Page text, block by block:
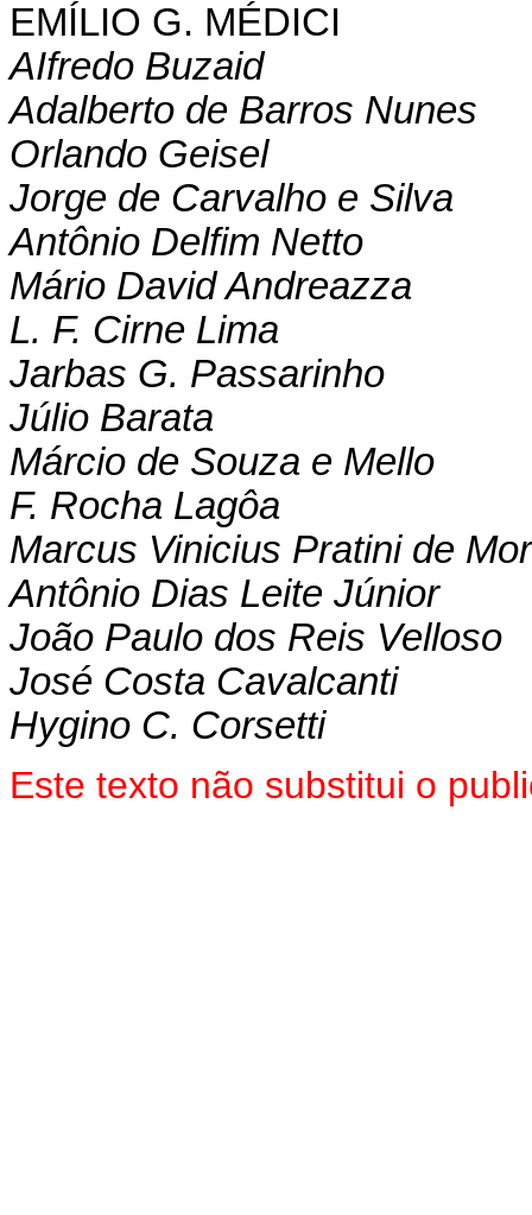
EMÍLIO G. MÉDICI
AIfredo Buzaid
Adalberto de Barros Nunes
Orlando Geisel
Jorge de Carvalho e Silva
Antônio Delfim Netto
Mário David Andreazza
L. F. Cirne Lima
Jarbas G. Passarinho
Júlio Barata
Márcio de Souza e Mello
F. Rocha Lagôa
Marcus Vinicius Pratini de
Antônio Dias Leite Júnior
João Paulo dos Reis Velloso
José Costa Cavalcanti
Hygino C. Corsetti
Este texto não substitui o